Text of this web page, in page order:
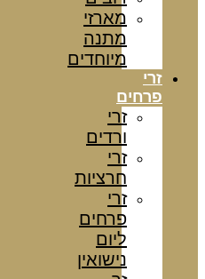
מארזי
מתנה
מיוחדים
זרי
פרחים
זרי
ורדים
זרי
חרציות
זרי
פרחים
ליום
נישואין